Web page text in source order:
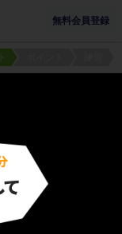
無料会員登録